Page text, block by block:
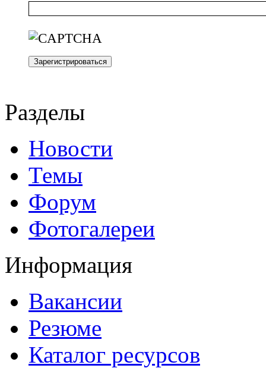
Разделы
Новости
Темы
Форум
Фотогалереи
Информация
Вакансии
Резюме
Каталог ресурсов